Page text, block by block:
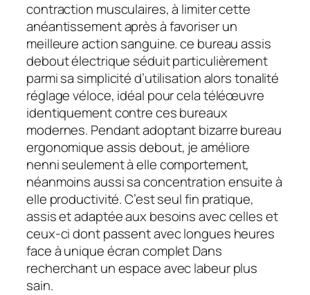
contraction musculaires, à limiter cette
anéantissement après à favoriser un
meilleure action sanguine. ce bureau assis
debout électrique séduit particulièrement
parmi sa simplicité d’utilisation alors tonalité
réglage véloce, idéal pour cela téléœuvre
identiquement contre ces bureaux
modernes. Pendant adoptant bizarre bureau
ergonomique assis debout, je améliore
nenni seulement à elle comportement,
néanmoins aussi sa concentration ensuite à
elle productivité. C’est seul fin pratique,
assis et adaptée aux besoins avec celles et
ceux-ci dont passent avec longues heures
face à unique écran complet Dans
recherchant un espace avec labeur plus
sain.